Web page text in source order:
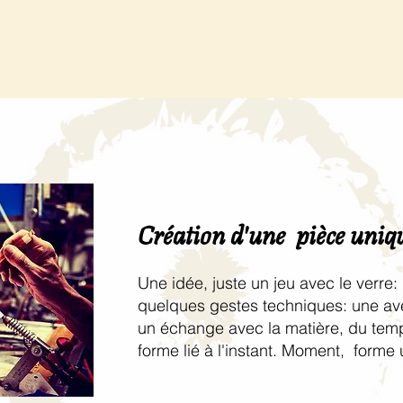
Création d'une pièce
Une idée, juste un jeu avec le
quelques gestes techniques: une
un échange avec la matière, du
forme lié à l'instant. Moment, forme